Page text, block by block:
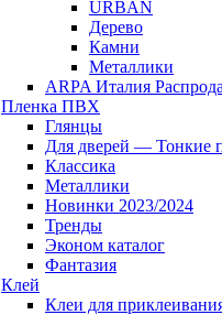
URBAN
Дерево
Камни
Металлики
ARPA Италия
Пленка ПВХ
Глянцы
Для дверей — Тонкие
Классика
Металлики
Новинки 2023/2024
Тренды
Эконом каталог
Фантазия
Клей
Клеи для